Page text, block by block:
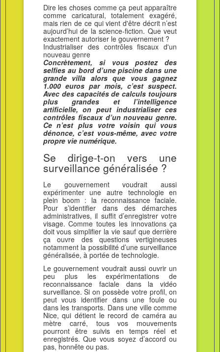
Dire les choses comme ça peut apparaître
comme caricatural, totalement exagéré,
mais rien de ce qui vient d'être décrit n’est
aujourd’hui de la science-fiction. Que veut
exactement autoriser le gouvernement ?
Industrialiser des contrôles fiscaux d'un
nouveau genre
Concrètement, si vous postez des
selfies au bord d’une piscine dans une
grande villa alors que vous gagnez
1.000 euros par mois, c’est suspect.
Avec des capacités de calculs toujours
plus grandes et l’intelligence
artificielle, on peut industrialiser ces
contrôles fiscaux d’un nouveau genre.
Ce n’est plus votre voisin qui vous
dénonce, c’est vous-même, avec votre
propre vie numérique.
Se dirige-t-on vers une
surveillance généralisée ?
Le gouvernement voudrait aussi
expérimenter une autre technologie en
plein boom : la reconnaissance faciale.
Pour s’identifier dans des démarches
administratives, il suffit d’enregistrer votre
visage. Comme toutes les innovations ça
doit vous simplifier la vie sauf que derrière
ça ouvre des questions vertigineuses
notamment la possibilité d’une surveillance
généralisée, à portée de technologie.
Le gouvernement voudrait aussi ouvrir un
peu plus les expérimentations de
reconnaissance faciale dans la vidéo
surveillance. Si on possède votre profil, on
peut vous identifier dans une foule ou
dans les transports. Dans une ville comme
Nice, qui détient le record de caméra au
mètre carré, tous vos mouvements
pourront être suivis en temps réel et
enregistrés. Que vous soyez d’accord ou
pas, honnête ou pas.